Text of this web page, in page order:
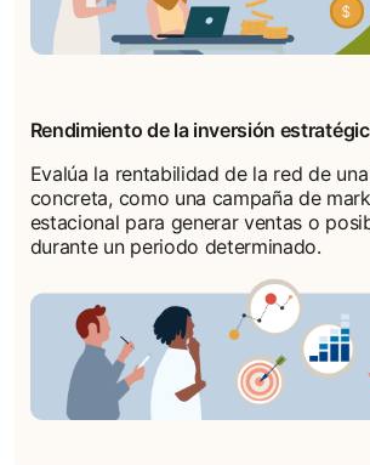
Rendimiento de la inversión
Evalúa la rentabilidad de la red de
concreta, como una campaña de
estacional para generar ventas o
durante un periodo determinado.